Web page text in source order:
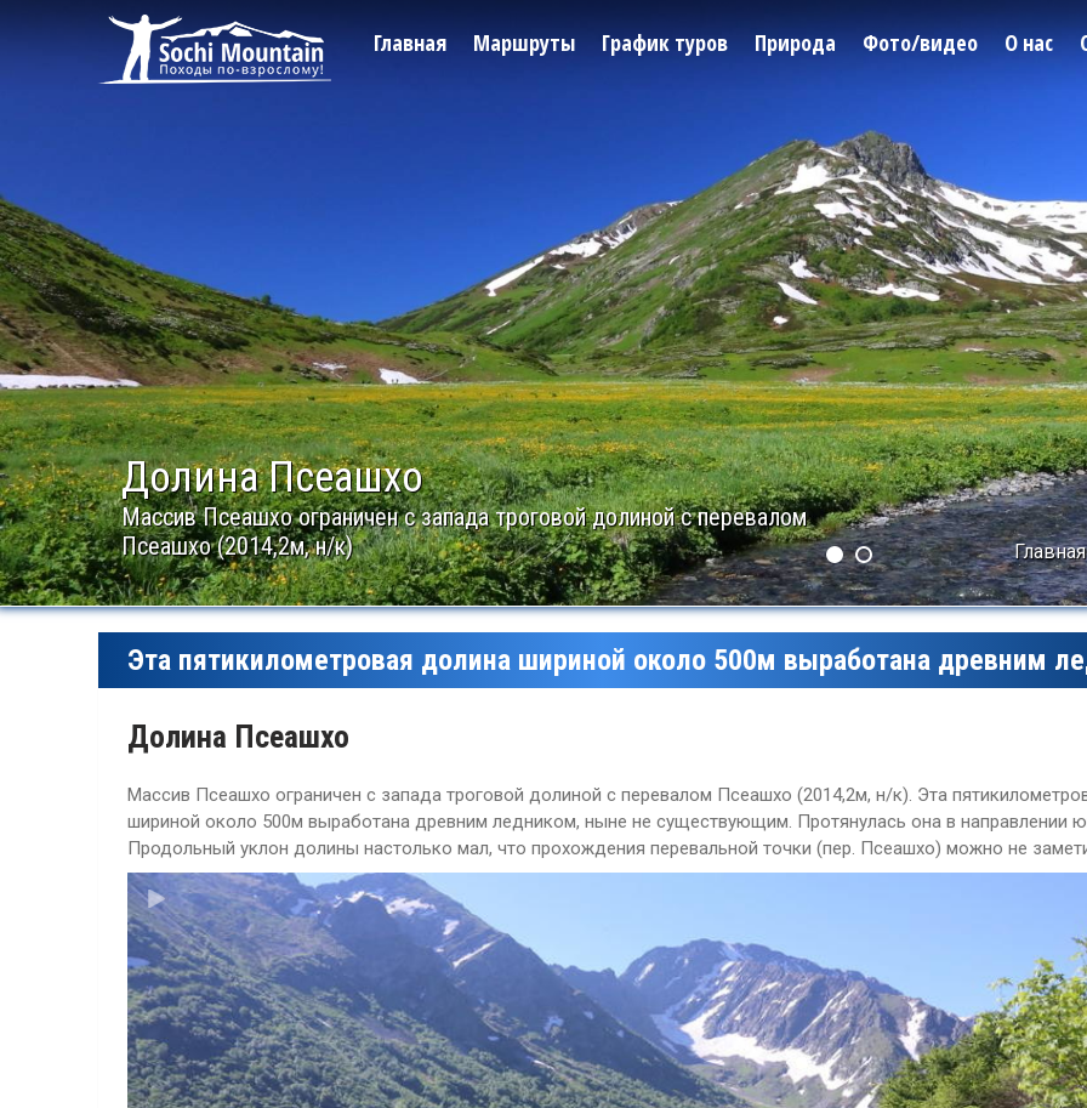
Главная Маршруты График туров Природа Фото/видео О нас
Долина Псеашхо
Массив Псеашхо ограничен с запада троговой долиной с перевалом
Псеашхо (2014,2м, н/к)
Главная
Эта пятикилометровая долина шириной около 500м выработана древним
Долина Псеашхо
Массив Псеашхо ограничен с запада троговой долиной с перевалом Псеашхо (2014,2м, н/к). Эта
шириной около 500м выработана древним ледником, ныне не существующим. Протянулась она в направлении
Продольный уклон долины настолько мал, что прохождения перевальной точки (пер. Псеашхо) можно не
Леса